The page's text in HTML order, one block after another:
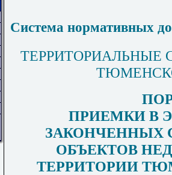
Система нормативных
ТЕРРИТОРИАЛЬНЫЕ
ПРИЕМКИ В
ЗАКОНЧЕННЫХ
ОБЪЕКТОВ
ТЕРРИТОРИИ